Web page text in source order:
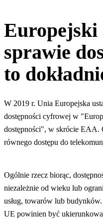
Europejski
sprawie
to
W 2019 r. Unia Europejska
dostępności cyfrowej w
dostępności", w skrócie EAA.
równego dostępu do
Ogólnie rzecz biorąc,
niezależnie od wieku lub
usług, towarów lub
UE powinien być